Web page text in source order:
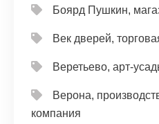
Боярд Пушкин,
Век дверей,
Веретьево, арт-
Верона,
компания